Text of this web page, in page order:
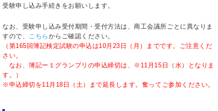
受験申し込み手続きをお願いします。
なお、受験申し込み受付期間・受付方法は、商工会議所ごとに異なりま
すので、 こちら からご確認ください。
（第165回簿記検定試験の申込は10月23日（月）までです。ご注意くだ
さい。
なお、簿記ー１グランプリの申込締切は、※11月15日（水）となりま
す。）
※申込締切を11月18日（土）まで延長します。奮ってご参加ください。